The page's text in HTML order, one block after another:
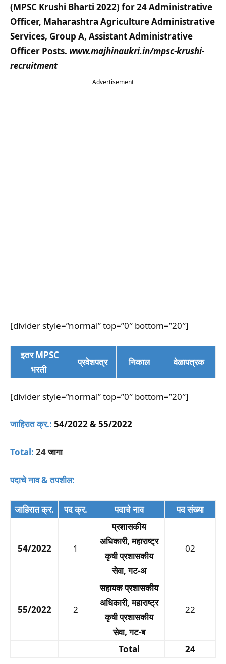
(MPSC Krushi Bharti 2022) for 24 Administrative
Officer, Maharashtra Agriculture Administrative
Services, Group A, Assistant Administrative
Officer Posts. www.majhinaukri.in/mpsc-krushi-
recruitment
Advertisement
[divider style=”normal” top=”0″ bottom=”20″]
इतर MPSC
भरती
प्रवेशपत्र निकाल वेळापत्रक
[divider style=”normal” top=”0″ bottom=”20″]
जाहिरात क्र.: 54/2022 & 55/2022
Total: 24जागा
पदाचे नाव & तपशील:
जाहिरात क्र. पद क्र. पदाचे नाव पद संख्या
54/2022 1
प्रशासकीय
अधिकारी, महाराष्ट्र
कृषी प्रशासकीय
सेवा, गट-अ
02
55/2022 2
सहायक प्रशासकीय
अधिकारी, महाराष्ट्र
कृषी प्रशासकीय
सेवा, गट-ब
22
Total 24